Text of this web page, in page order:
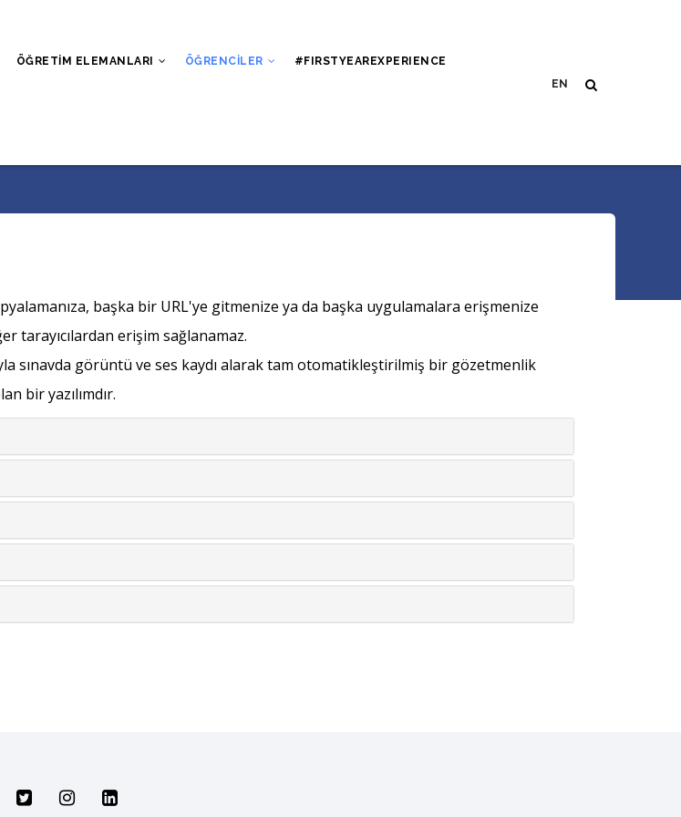
ÖĞRETIM ELEMANLARI ÖĞRENCILER #FIRSTYEAREXPERIENCE
başka bir URL'ye gitmenize ya da başka uygulamalara erişmenize
tarayıcılardan erişim sağlanamaz.
sınavda görüntü ve ses kaydı alarak tam otomatikleştirilmiş bir gözetmenlik
bir yazılımdır.